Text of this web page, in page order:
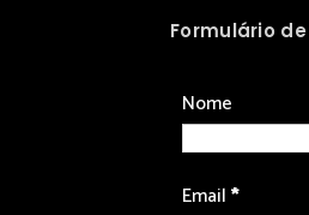
Formulário
Nome
Email*